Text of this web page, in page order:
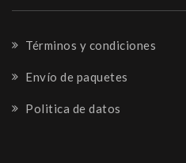
Términos y condiciones
Envío de paquetes
Politica de datos